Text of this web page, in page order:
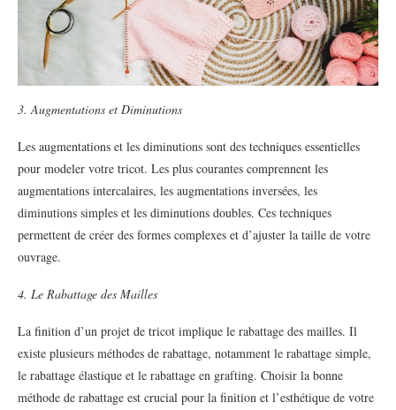
3. Augmentations et Diminutions
Les augmentations et les diminutions sont des techniques essentielles
pour modeler votre tricot. Les plus courantes comprennent les
augmentations intercalaires, les augmentations inversées, les
diminutions simples et les diminutions doubles. Ces techniques
permettent de créer des formes complexes et d’ajuster la taille de votre
ouvrage.
4. Le Rabattage des Mailles
La finition d’un projet de tricot implique le rabattage des mailles. Il
existe plusieurs méthodes de rabattage, notamment le rabattage simple,
le rabattage élastique et le rabattage en grafting. Choisir la bonne
méthode de rabattage est crucial pour la finition et l’esthétique de votre